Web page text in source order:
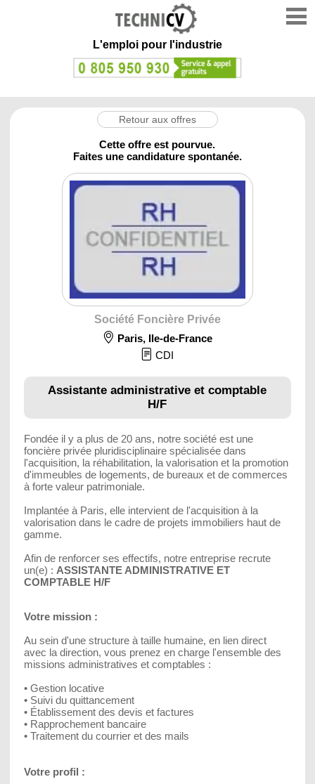
L'emploi pour l'industrie
Retour aux offres
Cette offre est pourvue.
Faites une candidature spontanée.
Société Foncière Privée
Paris, Ile-de-France
CDI
Assistante administrative et comptable
H/F
Fondée il y a plus de 20 ans, notre société est une
foncière privée pluridisciplinaire spécialisée dans
l'acquisition, la réhabilitation, la valorisation et la promotion
d'immeubles de logements, de bureaux et de commerces
à forte valeur patrimoniale.
Implantée à Paris, elle intervient de l'acquisition à la
valorisation dans le cadre de projets immobiliers haut de
gamme.
Afin de renforcer ses effectifs, notre entreprise recrute
un(e) : ASSISTANTE ADMINISTRATIVE ET
COMPTABLE H/F
Votre mission :
Au sein d'une structure à taille humaine, en lien direct
avec la direction, vous prenez en charge l'ensemble des
missions administratives et comptables :
• Gestion locative
• Suivi du quittancement
• Établissement des devis et factures
• Rapprochement bancaire
• Traitement du courrier et des mails
Votre profil :